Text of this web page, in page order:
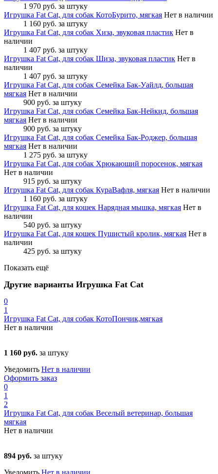
1 970 руб. за штуку
Игрушка Fat Cat, для собак КотоБурито, мягкая Нет в наличии
1 160 руб. за штуку
Игрушка Fat Cat, для собак Хиза, звуковая пластик Нет в
наличии
1 407 руб. за штуку
Игрушка Fat Cat, для собак Шиза, звуковая пластик Нет в
наличии
1 407 руб. за штуку
Игрушка Fat Cat, для собак Семейка Бак-Уайлд, большая
мягкая Нет в наличии
900 руб. за штуку
Игрушка Fat Cat, для собак Семейка Бак-Нейкид, большая
мягкая Нет в наличии
900 руб. за штуку
Игрушка Fat Cat, для собак Семейка Бак-Роджер, большая
мягкая Нет в наличии
1 275 руб. за штуку
Игрушка Fat Cat, для собак Хрюкающий поросенок, мягкая
Нет в наличии
915 руб. за штуку
Игрушка Fat Cat, для собак КураВафля, мягкая Нет в наличии
1 160 руб. за штуку
Игрушка Fat Cat, для кошек Нарядная мышка, мягкая Нет в
наличии
540 руб. за штуку
Игрушка Fat Cat, для кошек Пушистый кролик, мягкая Нет в
наличии
425 руб. за штуку
Показать ещё
Другие варианты Игрушка Fat Cat
0
1
Игрушка Fat Cat, для собак КотоПончик,мягкая
Нет в наличии
1 160 руб. за штуку
Уведомить Нет в наличии
Оформить заказ
0
1
2
Игрушка Fat Cat, для собак Веселый ветеринар, большая
мягкая
Нет в наличии
894 руб. за штуку